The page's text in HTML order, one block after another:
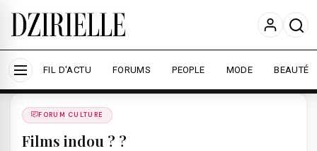
Nous utilisons des cookies pour améliorer votre
expérience et mesurer l'audience.
En savoir plus
Accepter tout Personnaliser
FIL D'ACTU FORUMS PEOPLE MODE BEAUTÉ
Forums
FORUM CULTURE
Films indou ? ?